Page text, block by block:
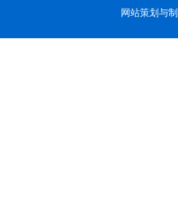
网站策划与